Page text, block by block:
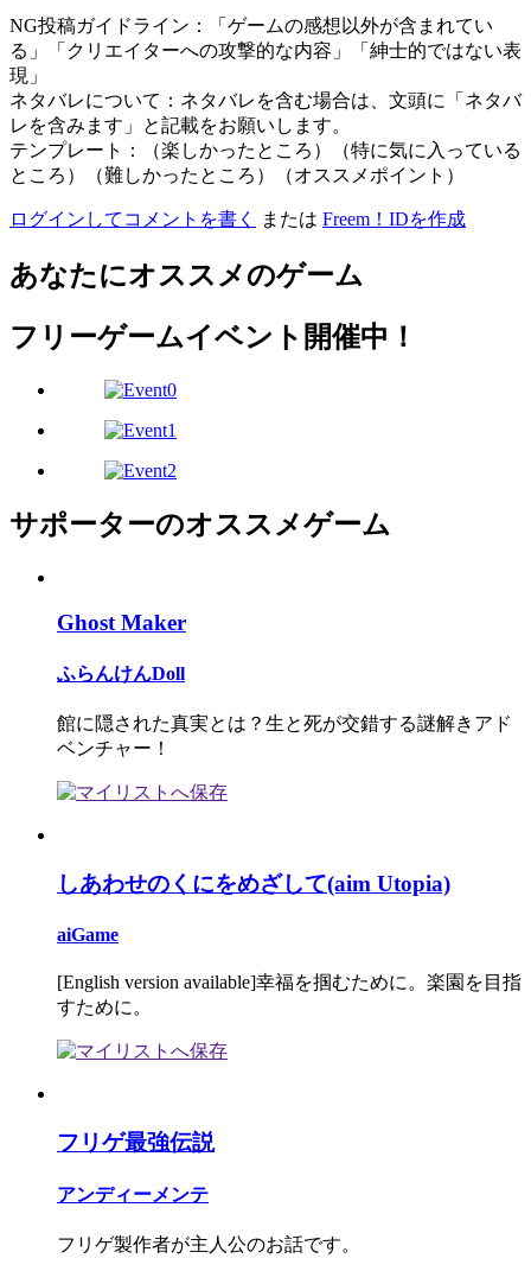
NG投稿ガイドライン：「ゲームの感想以外が含まれてい
る」「クリエイターへの攻撃的な内容」「紳士的ではない表
現」
ネタバレについて：ネタバレを含む場合は、文頭に「ネタバ
レを含みます」と記載をお願いします。
テンプレート：（楽しかったところ）（特に気に入っている
ところ）（難しかったところ）（オススメポイント）
ログインしてコメントを書く または Freem！IDを作成
あなたにオススメのゲーム
フリーゲームイベント開催中！
サポーターのオススメゲーム
Ghost Maker
ふらんけんDoll
館に隠された真実とは？生と死が交錯する謎解きアド
ベンチャー！
しあわせのくにをめざして(aim Utopia)
aiGame
[English version available]幸福を掴むために。楽園を目指
すために。
フリゲ最強伝説
アンディーメンテ
フリゲ製作者が主人公のお話です。